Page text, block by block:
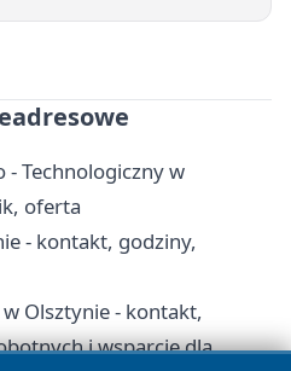
- Technologiczny w
oferta
- kontakt, godziny,
Olsztynie - kontakt,
i wsparcie dla